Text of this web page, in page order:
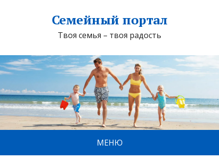
Семейный портал
Твоя семья – твоя радость
МЕНЮ